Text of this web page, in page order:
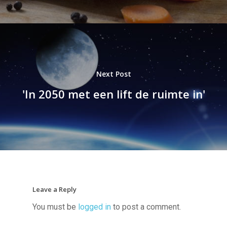
Next Post
'In 2050 met een lift de ruimte in'
Leave a Reply
You must be logged in to post a comment.